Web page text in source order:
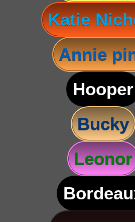
Katie
Annie
Hooper
Bucky
Leonor